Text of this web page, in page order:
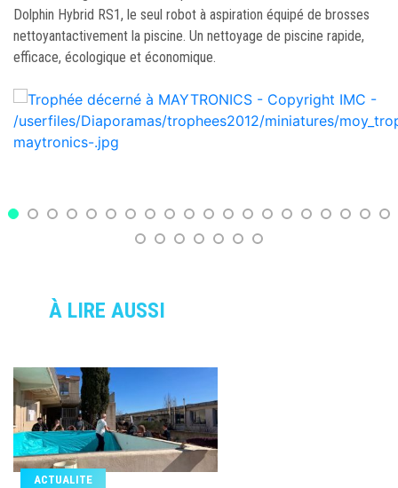
Dolphin Hybrid RS1, le seul robot à aspiration équipé de brosses
nettoyantactivement la piscine. Un nettoyage de piscine rapide,
efficace, écologique et économique.
À LIRE AUSSI
ACTUALITE